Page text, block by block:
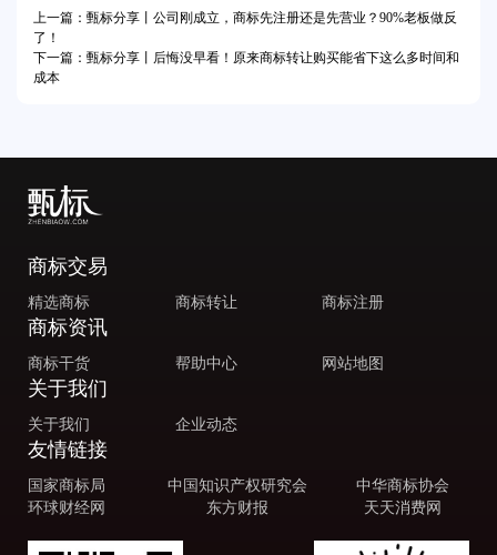
上一篇：甄标分享丨公司刚成立，商标先注册还是先营业？90%老板做反
了！
下一篇：甄标分享丨后悔没早看！原来商标转让购买能省下这么多时间和
成本
商标交易
精选商标 商标转让 商标注册
商标资讯
商标干货 帮助中心 网站地图
关于我们
关于我们 企业动态
友情链接
国家商标局 中国知识产权研究会
中华商标协会
环球财经网
东方财报 天天消费网